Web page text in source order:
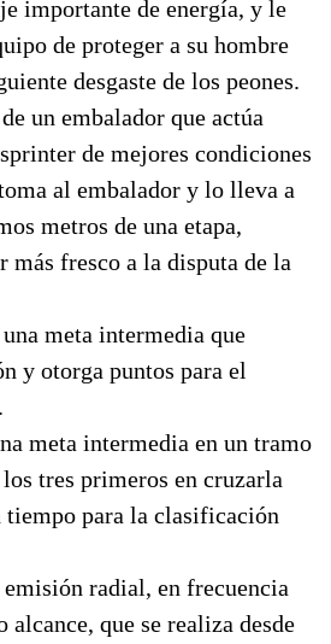
importante de energía, y le
de proteger a su hombre
desgaste de los peones.
un embalador que actúa
de mejores condiciones
al embalador y lo lleva a
metros de una etapa,
fresco a la disputa de la
meta intermedia que
y otorga puntos para el
meta intermedia en un tramo
tres primeros en cruzarla
para la clasificación
emisión radial, en frecuencia
alcance, que se realiza desde